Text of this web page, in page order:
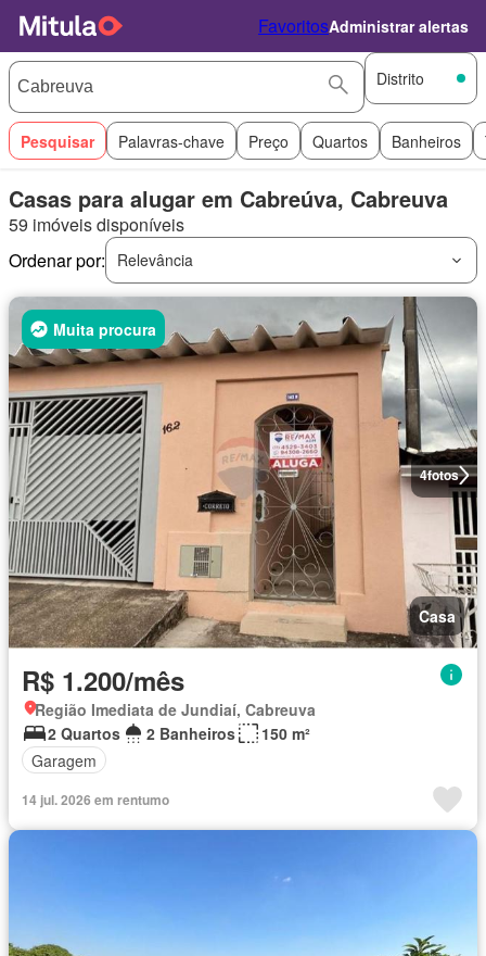
FavoritosAdministrar alertas
Distrito
Pesquisar Palavras-chave Preço Quartos Banheiros
Casas para alugar em Cabreúva, Cabreuva
59 imóveis disponíveis
Ordenar por:
Relevância
4fotos
Muita procura
Casa
R$ 1.200/mês
Região Imediata de Jundiaí, Cabreuva
2 Quartos
2 Banheiros
150 m²
Garagem
14 jul. 2026 em rentumo